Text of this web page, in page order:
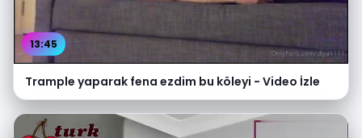
13:45
Trample yaparak fena ezdim bu köleyi - Video İzle